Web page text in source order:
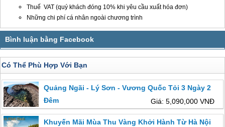
Thuế VAT (quý khách đóng 10% khi yêu cầu xuất hóa đơn)
Những chi phí cá nhân ngoài chương trình
Có Thể Phù Hợp Với Bạn
Quảng Ngãi - Lý Sơn - Vương Quốc Tỏi 3 Ngày 2
Đêm
Giá: 5,090,000 VNĐ
Khuyến Mãi Mùa Thu Vàng Khởi Hành Từ Hà Nội